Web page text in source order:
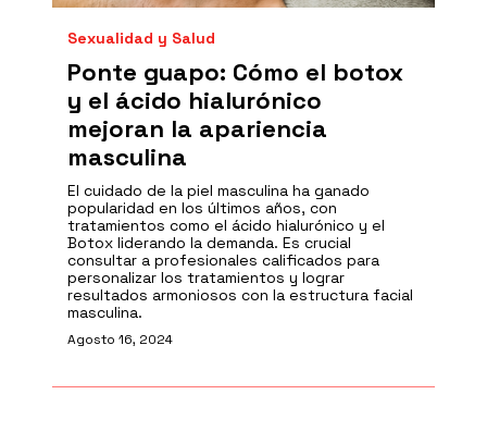
Sexualidad y Salud
Ponte guapo: Cómo el botox
y el ácido hialurónico
mejoran la apariencia
masculina
El cuidado de la piel masculina ha ganado
popularidad en los últimos años, con
tratamientos como el ácido hialurónico y el
Botox liderando la demanda. Es crucial
consultar a profesionales calificados para
personalizar los tratamientos y lograr
resultados armoniosos con la estructura facial
masculina.
Agosto 16, 2024